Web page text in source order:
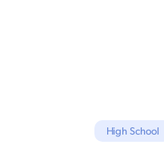
High School